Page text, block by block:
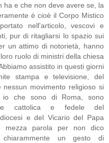
ha e che non deve avere se, la
è cioè il Corpo Mistico
nell'articolo, vescovi e
pur di ritagliarsi lo spazio sui
un attimo di notorietà, hanno
ruolo di ministri della chiesa
assistito in questi giorni
stampa e televisione, del
nessun movimento religioso si
io che sono di Roma, sono
cattolica e fedele del
e del Vicario del Papa
mezza parola per non dico
un gesto di